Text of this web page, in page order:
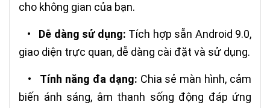
cho không gian của bạn.
• Dễ dàng sử dụng: Tích hợp sẵn Android 9.0,
giao diện trực quan, dễ dàng cài đặt và sử dụng.
• Tính năng đa dạng: Chia sẻ màn hình, cảm
biến ánh sáng, âm thanh sống động đáp ứng